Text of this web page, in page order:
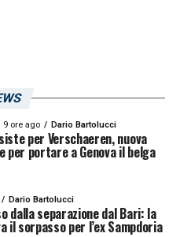
9 ore ago Dario Bartolucci
per Verschaeren, nuova
portare a Genova il belga
Dario Bartolucci
dalla separazione dal Bari: la
il sorpasso per l’ex Sampdoria